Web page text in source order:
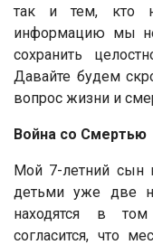
так и тем, кто
информацию мы
сохранить
Давайте будем
вопрос жизни и
Война со Смертью
Мой 7-летний сын
детьми уже две
находятся в
согласится, что